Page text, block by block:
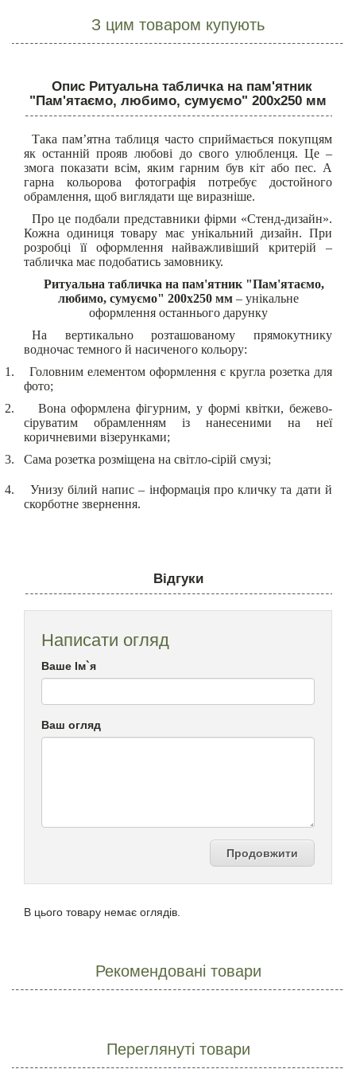
З цим товаром купують
Опис Ритуальна табличка на пам'ятник
"Пам'ятаємо, любимо, сумуємо" 200х250 мм
Така пам’ятна таблиця часто сприймається покупцям
як останній прояв любові до свого улюбленця. Це –
змога показати всім, яким гарним був кіт або пес. А
гарна кольорова фотографія потребує достойного
обрамлення, щоб виглядати ще виразніше.
Про це подбали представники фірми «Стенд-дизайн».
Кожна одиниця товару має унікальний дизайн. При
розробці її оформлення найважливіший критерій –
табличка має подобатись замовнику.
Ритуальна табличка на пам'ятник "Пам'ятаємо,
любимо, сумуємо" 200х250 мм – унікальне
оформлення останнього дарунку
На вертикально розташованому прямокутнику
водночас темного й насиченого кольору:
1.
Головним елементом оформлення є кругла розетка для
фото;
2.
Вона оформлена фігурним, у формі квітки, бежево-
сіруватим обрамленням із нанесеними на неї
коричневими візерунками;
3.
Сама розетка розміщена на світло-сірій смузі;
4.
Унизу білий напис – інформація про кличку та дати й
скорботне звернення.
Відгуки
Написати огляд
Ваше Ім`я
Ваш огляд
Продовжити
В цього товару немає оглядів.
Рекомендовані товари
Переглянуті товари